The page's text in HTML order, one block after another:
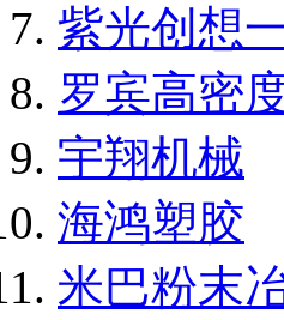
紫光创想
罗宾高密
宇翔机械
海鸿塑胶
米巴粉末